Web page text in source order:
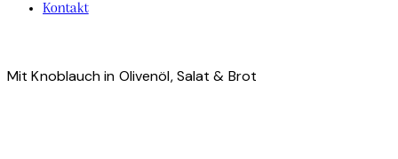
Kontakt
1
tok
Mit Knoblauch in Olivenöl, Salat & Brot